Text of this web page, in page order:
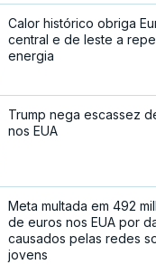
Calor histórico obriga
central e de leste a
energia
Trump nega escassez
nos EUA
Meta multada em 492
de euros nos EUA por
causados pelas redes
jovens